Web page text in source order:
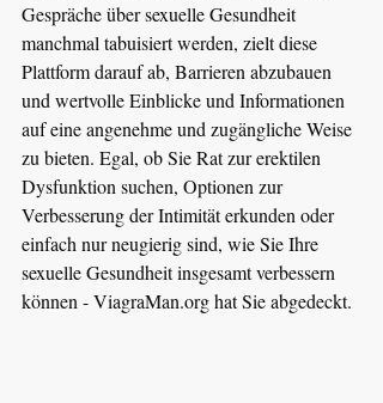
Gespräche über sexuelle Gesundheit
manchmal tabuisiert werden, zielt diese
Plattform darauf ab, Barrieren abzubauen
und wertvolle Einblicke und Informationen
auf eine angenehme und zugängliche Weise
zu bieten. Egal, ob Sie Rat zur erektilen
Dysfunktion suchen, Optionen zur
Verbesserung der Intimität erkunden oder
einfach nur neugierig sind, wie Sie Ihre
sexuelle Gesundheit insgesamt verbessern
können - ViagraMan.org hat Sie abgedeckt.